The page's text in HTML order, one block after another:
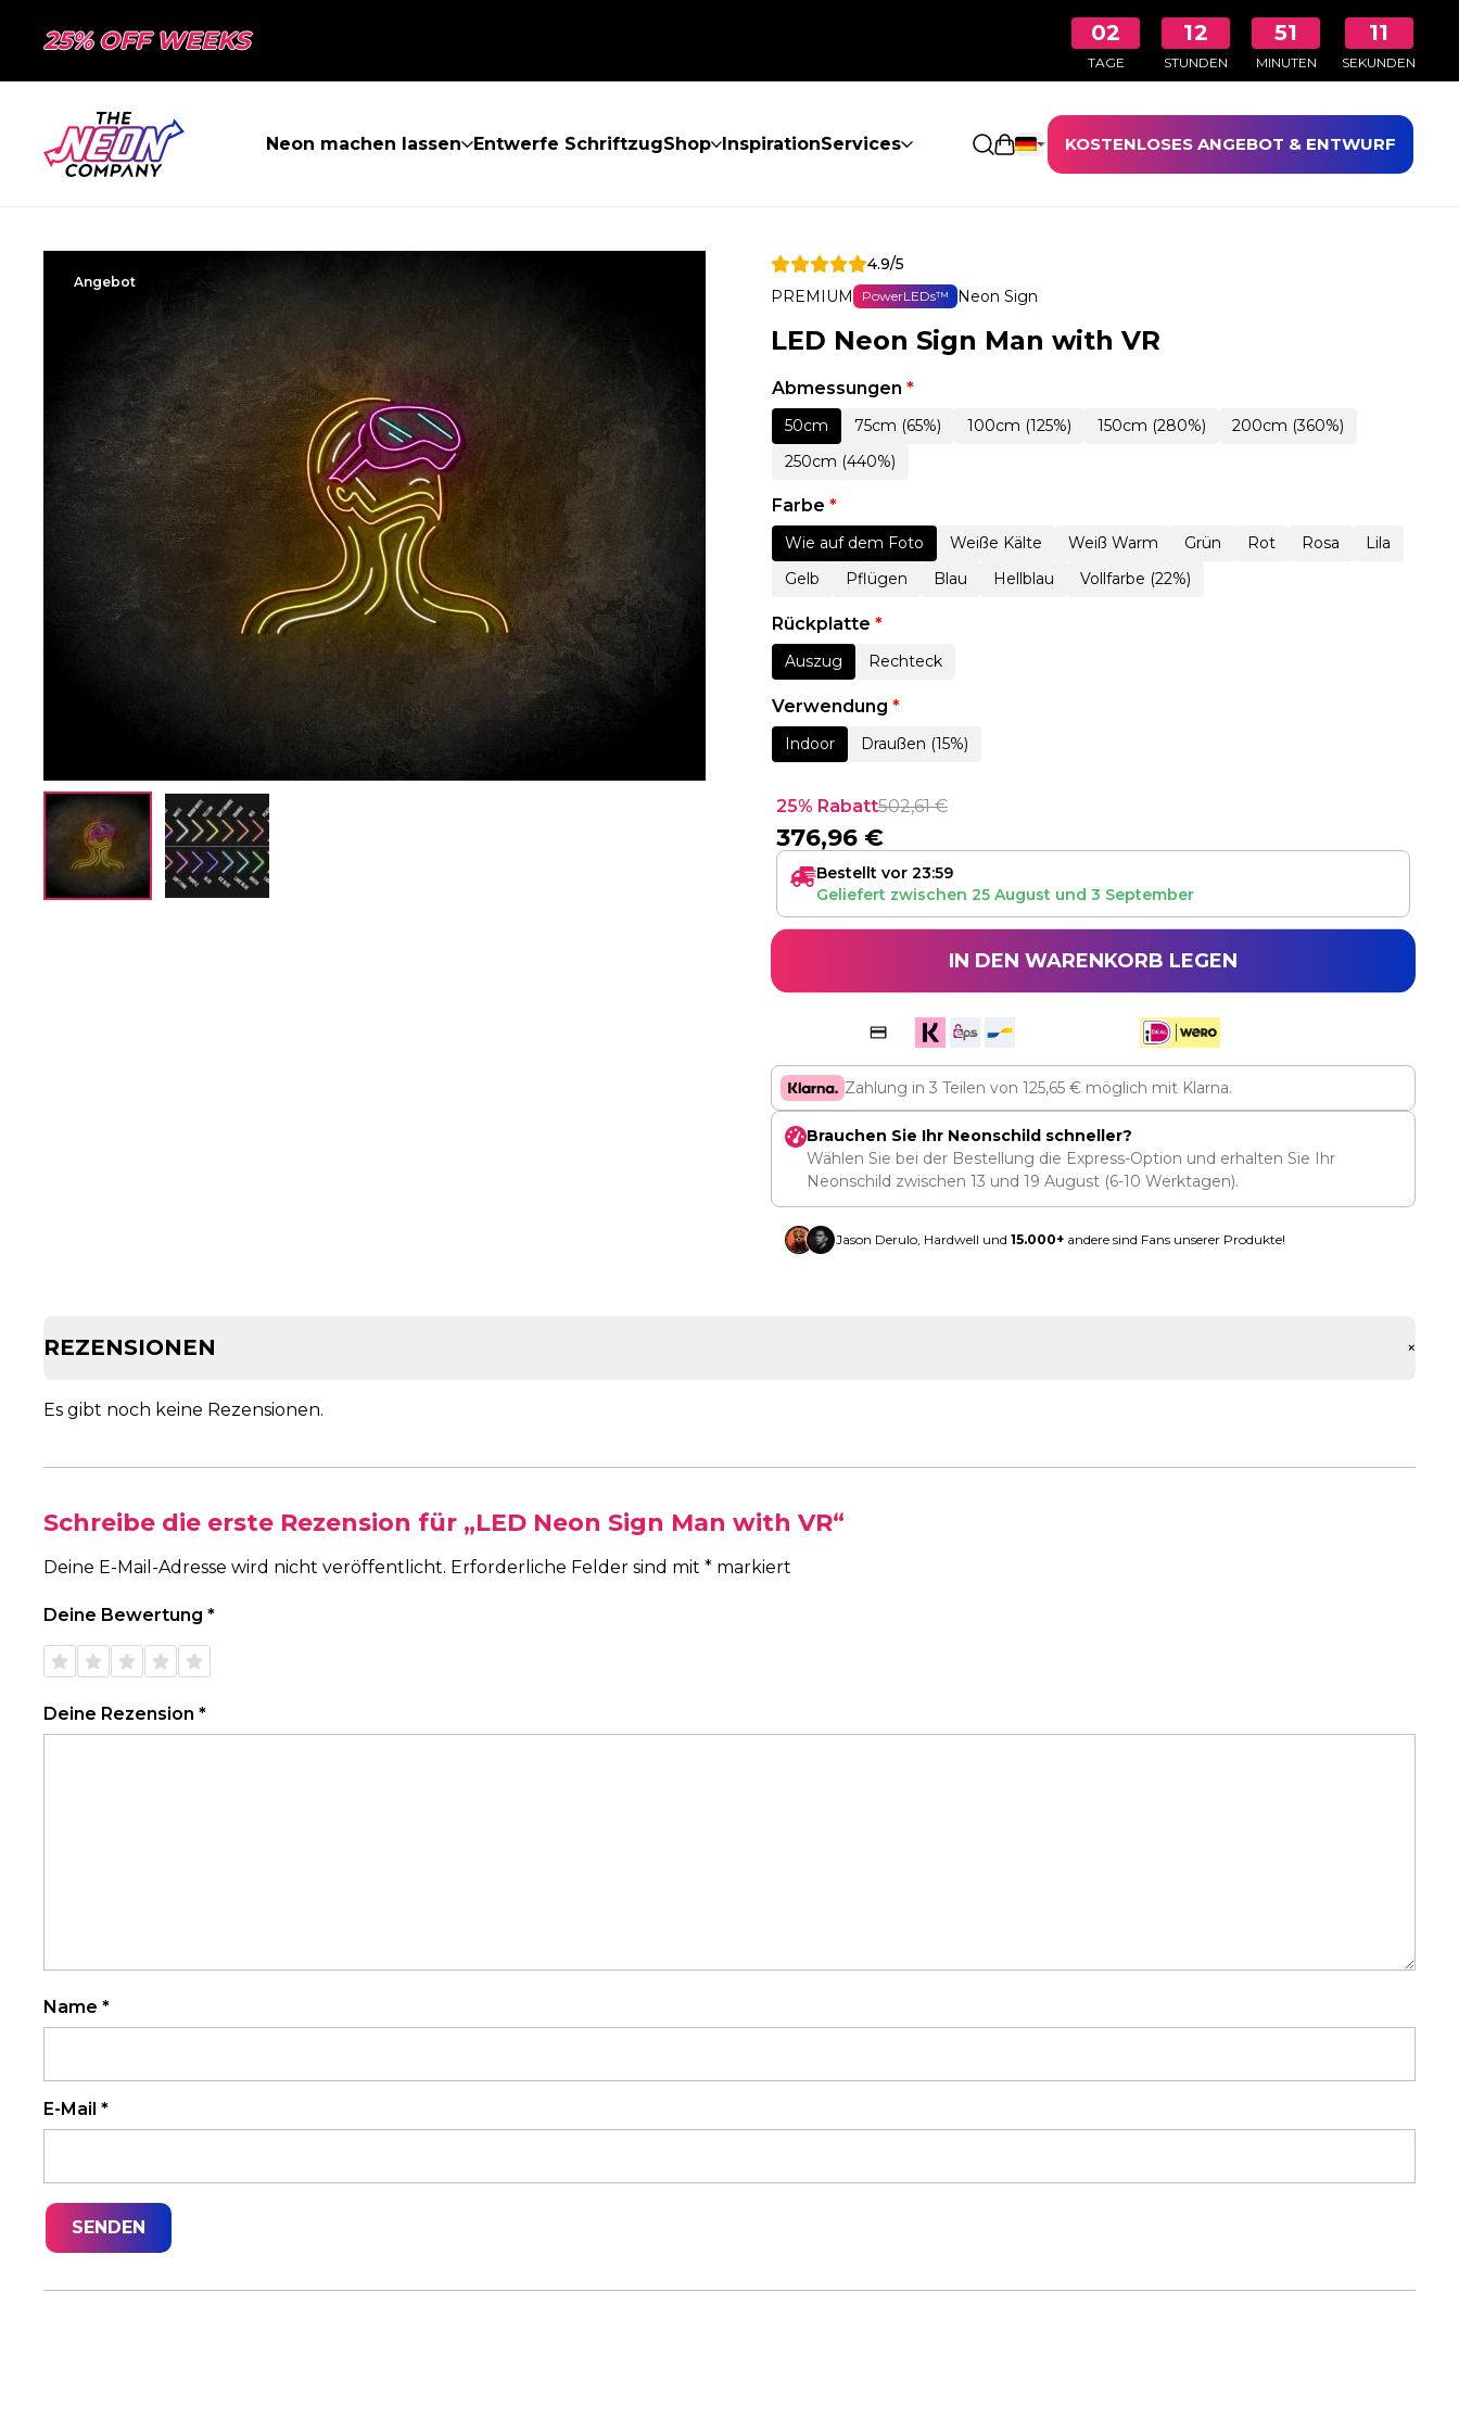
25% OFF WEEKS 02
TAGE
12
STUNDEN
51
MINUTEN
10
SEKUNDEN
Neon machen lassen Entwerfe SchriftzugShop InspirationServices Einkaufswagen öffnen
KOSTENLOSES ANGEBOT & ENTWURF
Angebot
4.9/5
PREMIUM
PowerLEDs™ Neon Sign
LED Neon Sign Man with VR
Abmessungen *
50cm 75cm (65%) 100cm (125%) 150cm (280%)
200cm (360%)
250cm (440%)
Farbe *
Wie auf dem Foto Weiße Kälte Weiß Warm Grün Rot Rosa
Lila
Gelb
Pflügen Blau Hellblau Vollfarbe (22%)
Rückplatte *
Auszug Rechteck
Verwendung *
Indoor Draußen (15%)
25% Rabatt502,61€
376,96 €
Bestellt vor 23:59
Geliefert zwischen 25 August und 3 September
IN DEN WARENKORB LEGEN
Zahlung in 3 Teilen von125,65€ möglich mit Klarna.
Brauchen Sie Ihr Neonschild schneller?
Wählen Sie bei der Bestellung die Express-Option und erhalten Sie Ihr
Neonschild zwischen 13 und 19 August(6-10 Werktagen).
Jason Derulo, Hardwell und 15.000+andere sind Fans unserer Produkte!
REZENSIONEN +
Es gibt noch keine Rezensionen.
Schreibe die erste Rezension für „LED Neon Sign Man with VR“
Deine E-Mail-Adresse wird nicht veröffentlicht. Erforderliche Felder sind mit * markiert
Deine Bewertung *
1 von
5 Sternen
2 von
5 Sternen
3 von
5 Sternen
4 von
5 Sternen
5 von
5 Sternen
Deine Rezension *
Name *
E-Mail *